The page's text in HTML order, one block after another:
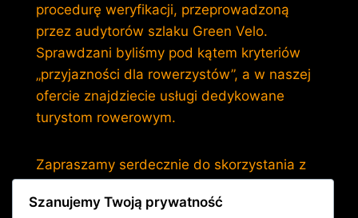
procedurę weryfikacji, przeprowadzoną
przez audytorów szlaku Green Velo.
Sprawdzani byliśmy pod kątem kryteriów
„przyjazności dla rowerzystów”, a w naszej
ofercie znajdziecie usługi dedykowane
turystom rowerowym.
Zapraszamy serdecznie do skorzystania z
odwiedzenia Wschodniego Szlaku
Szanujemy Twoją prywatność